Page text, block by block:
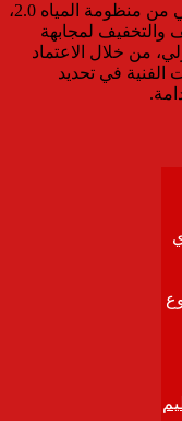
كما تتسق هذه الجهود مع محاور الجيل الثاني من منظومة المياه 2.0،
والتخفيف لمجابهة
من خلال الاعتماد
الفنية في تحديد